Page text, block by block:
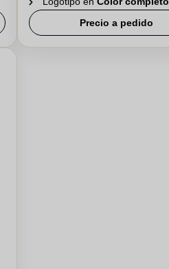
Precio a pedido